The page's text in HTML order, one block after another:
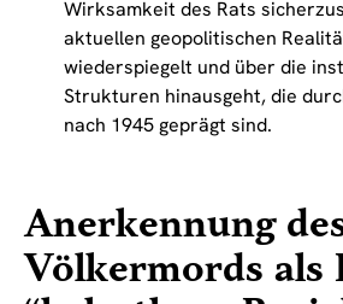
Wirksamkeit des Rats
aktuellen geopolitischen
wiederspiegelt und über die
Strukturen hinausgeht, die
nach 1945 geprägt sind.
Anerkennung
Völkermords als